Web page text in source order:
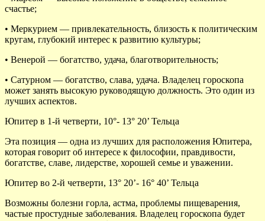
счастье;
• Меркурием — привлекательность, близость к политическим
кругам, глубокий интерес к развитию культуры;
• Венерой — богатство, удача, благотворительность;
• Сатурном — богатство, слава, удача. Владелец гороскопа
может занять высокую руководящую должность. Это один из
лучших аспектов.
Юпитер в 1-й четверти, 10°- 13° 20’ Тельца
Эта позиция — одна из лучших для расположения Юпитера,
которая говорит об интересе к философии, правдивости,
богатстве, славе, лидерстве, хорошей семье и уважении.
Юпитер во 2-й четверти, 13° 20’- 16° 40’ Тельца
Возможны болезни горла, астма, проблемы пищеварения,
частые простудные заболевания. Владелец гороскопа будет